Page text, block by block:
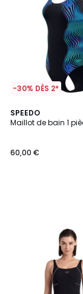
-30% DÈS 2*
SPEEDO
Maillot de bain 1
60,00 €